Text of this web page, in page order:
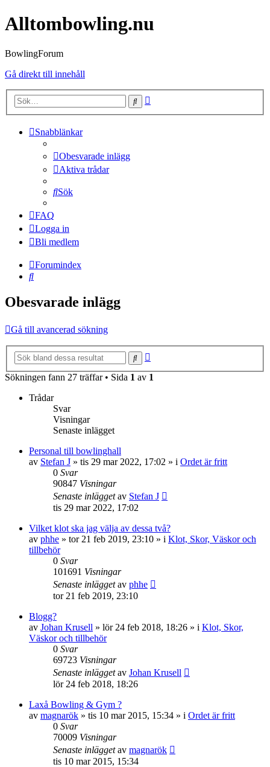
Alltombowling.nu
BowlingForum
Gå direkt till innehåll
Sök
Snabblänkar
Obesvarade inlägg
Aktiva trådar
Sök
FAQ
Logga in
Bli medlem
Forumindex
Sök
Obesvarade inlägg
Gå till avancerad sökning
Sök
Sökningen fann 27 träffar • Sida 1 av 1
Trådar
Svar
Visningar
Senaste inlägget
Personal till bowlinghall
av Stefan J » tis 29 mar 2022, 17:02 » i Ordet är fritt
0 Svar
90847 Visningar
Senaste inläggetav Stefan J
tis 29 mar 2022, 17:02
Vilket klot ska jag välja av dessa två?
av phhe » tor 21 feb 2019, 23:10 » i Klot, Skor, Väskor och
tillbehör
0 Svar
101691 Visningar
Senaste inläggetav phhe
tor 21 feb 2019, 23:10
Blogg?
av Johan Krusell » lör 24 feb 2018, 18:26 » i Klot, Skor,
Väskor och tillbehör
0 Svar
69723 Visningar
Senaste inläggetav Johan Krusell
lör 24 feb 2018, 18:26
Laxå Bowling & Gym ?
av magnarök » tis 10 mar 2015, 15:34 » i Ordet är fritt
0 Svar
70009 Visningar
Senaste inläggetav magnarök
tis 10 mar 2015, 15:34